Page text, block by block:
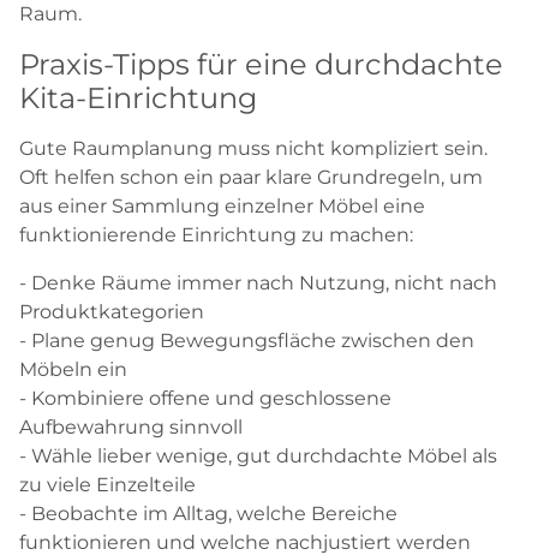
Raum.
Praxis-Tipps für eine durchdachte
Kita-Einrichtung
Gute Raumplanung muss nicht kompliziert sein.
Oft helfen schon ein paar klare Grundregeln, um
aus einer Sammlung einzelner Möbel eine
funktionierende Einrichtung zu machen:
- Denke Räume immer nach Nutzung, nicht nach
Produktkategorien
- Plane genug Bewegungsfläche zwischen den
Möbeln ein
- Kombiniere offene und geschlossene
Aufbewahrung sinnvoll
- Wähle lieber wenige, gut durchdachte Möbel als
zu viele Einzelteile
- Beobachte im Alltag, welche Bereiche
funktionieren und welche nachjustiert werden